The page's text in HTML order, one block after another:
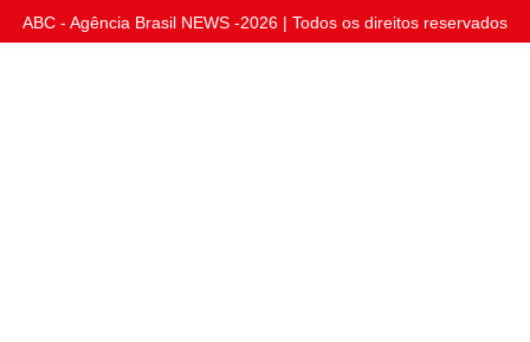
ABC - Agência Brasil NEWS -2026 | Todos os direitos reservados